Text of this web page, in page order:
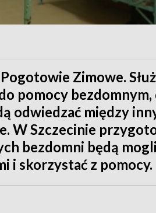
Zimowe.
pomocy
odwiedzać między
W Szczecinie
bezdomni będą mogli
i skorzystać z pomocy.